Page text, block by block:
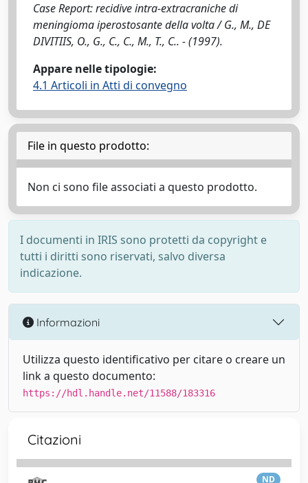
Case Report: recidive intra-extracraniche di
meningioma iperostosante della volta / G., M., DE
DIVITIIS, O., G., C., C., M., T., C.. - (1997).
Appare nelle tipologie:
4.1 Articoli in Atti di convegno
File in questo prodotto:
Non ci sono file associati a questo prodotto.
I documenti in IRIS sono protetti da copyright e
tutti i diritti sono riservati, salvo diversa
indicazione.
Informazioni
Utilizza questo identificativo per citare o creare un
link a questo documento:
https://hdl.handle.net/11588/183316
Citazioni
ND